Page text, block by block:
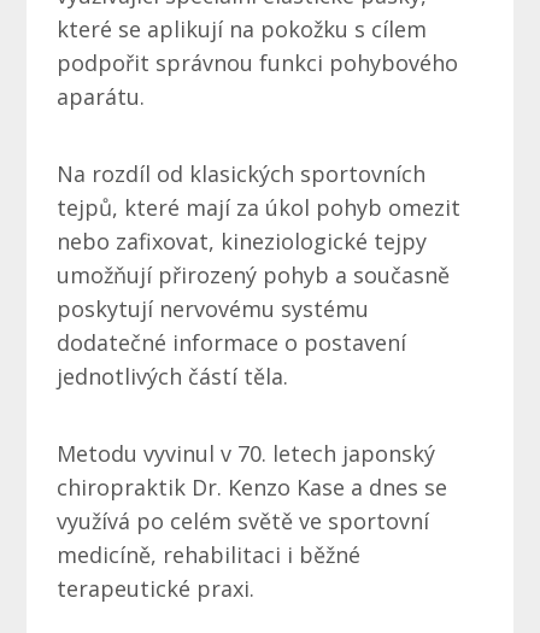
které se aplikují na pokožku s cílem
podpořit správnou funkci pohybového
aparátu.
Na rozdíl od klasických sportovních
tejpů, které mají za úkol pohyb omezit
nebo zafixovat, kineziologické tejpy
umožňují přirozený pohyb a současně
poskytují nervovému systému
dodatečné informace o postavení
jednotlivých částí těla.
Metodu vyvinul v 70. letech japonský
chiropraktik Dr. Kenzo Kase a dnes se
využívá po celém světě ve sportovní
medicíně, rehabilitaci i běžné
terapeutické praxi.